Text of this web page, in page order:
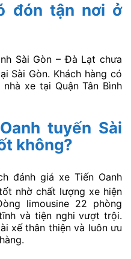
đón tận nơi ở
Sài Gòn – Đà Lạt chưa
Sài Gòn. Khách hàng có
xe tại Quận Tân Bình
tuyến Sài
không?
đánh giá xe Tiến Oanh
nhờ chất lượng xe hiện
limousine 22 phòng
và tiện nghi vượt trội.
xế thân thiện và luôn ưu